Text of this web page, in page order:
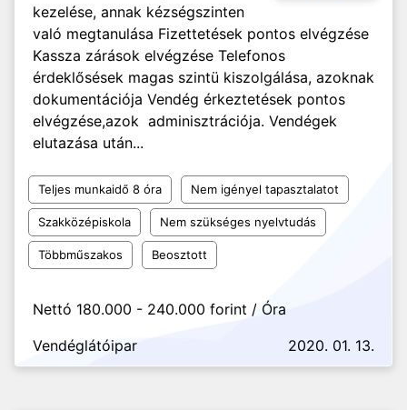
kezelése, annak kézségszinten
való megtanulása Fizettetések pontos elvégzése
Kassza zárások elvégzése Telefonos
érdeklősések magas szintü kiszolgálása, azoknak
dokumentációja Vendég érkeztetések pontos
elvégzése,azok adminisztrációja. Vendégek
elutazása után...
Teljes munkaidő 8 óra Nem igényel tapasztalatot
Szakközépiskola Nem szükséges nyelvtudás
Többműszakos Beosztott
Nettó 180.000 - 240.000 forint / Óra
Vendéglátóipar
2020. 01. 13.